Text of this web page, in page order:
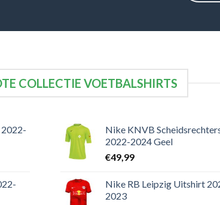
COLLECTIE VOETBALSHIRTS
Nike KNVB
2022-2024 Geel
€49,99
Nike RB Leipzig Uitshirt
2023